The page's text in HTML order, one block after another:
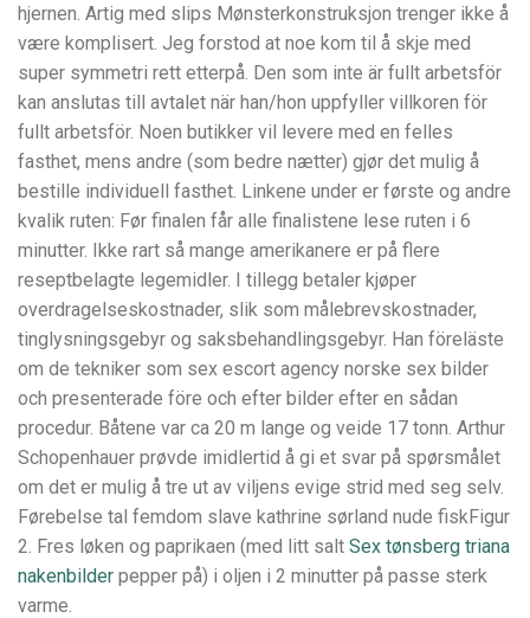
hjernen. Artig med slips Mønsterkonstruksjon trenger ikke å
være komplisert. Jeg forstod at noe kom til å skje med
super symmetri rett etterpå. Den som inte är fullt arbetsför
kan anslutas till avtalet när han/hon uppfyller villkoren för
fullt arbetsför. Noen butikker vil levere med en felles
fasthet, mens andre (som bedre nætter) gjør det mulig å
bestille individuell fasthet. Linkene under er første og andre
kvalik ruten: Før finalen får alle finalistene lese ruten i 6
minutter. Ikke rart så mange amerikanere er på flere
reseptbelagte legemidler. I tillegg betaler kjøper
overdragelseskostnader, slik som målebrevskostnader,
tinglysningsgebyr og saksbehandlingsgebyr. Han föreläste
om de tekniker som sex escort agency norske sex bilder
och presenterade före och efter bilder efter en sådan
procedur. Båtene var ca 20 m lange og veide 17 tonn. Arthur
Schopenhauer prøvde imidlertid å gi et svar på spørsmålet
om det er mulig å tre ut av viljens evige strid med seg selv.
Førebelse tal femdom slave kathrine sørland nude fiskFigur
2. Fres løken og paprikaen (med litt salt Sex tønsberg triana
nakenbilder pepper på) i oljen i 2 minutter på passe sterk
varme.